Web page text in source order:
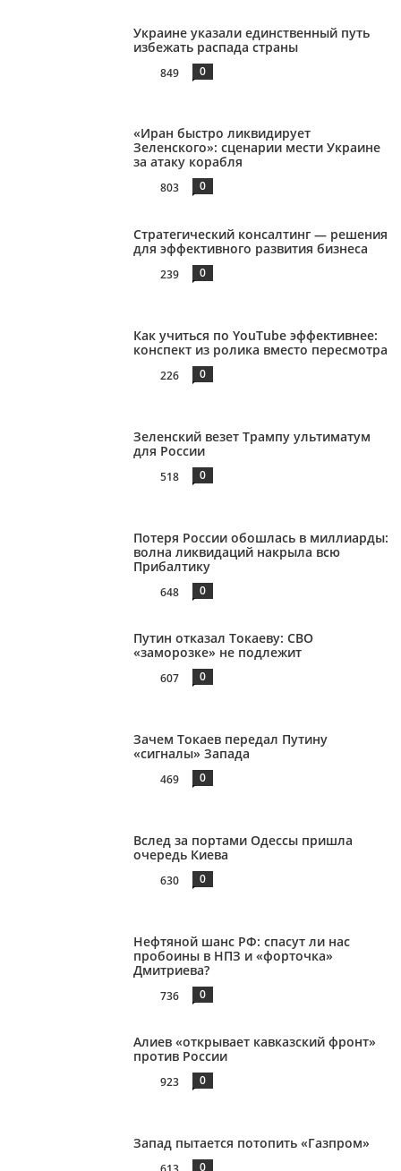
Украине указали единственный путь
избежать распада страны
849 0
«Иран быстро ликвидирует
Зеленского»: сценарии мести Украине
за атаку корабля
803 0
Стратегический консалтинг — решения
для эффективного развития бизнеса
239 0
Как учиться по YouTube эффективнее:
конспект из ролика вместо пересмотра
226 0
Зеленский везет Трампу ультиматум
для России
518 0
Потеря России обошлась в миллиарды:
волна ликвидаций накрыла всю
Прибалтику
648 0
Путин отказал Токаеву: СВО
«заморозке» не подлежит
607 0
Зачем Токаев передал Путину
«сигналы» Запада
469 0
Вслед за портами Одессы пришла
очередь Киева
630 0
Нефтяной шанс РФ: спасут ли нас
пробоины в НПЗ и «форточка»
Дмитриева?
736 0
Алиев «открывает кавказский фронт»
против России
923 0
Запад пытается потопить «Газпром»
0